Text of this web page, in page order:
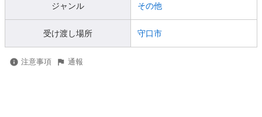
ジャンル その他
受け渡し場所 守口市
注意事項 通報